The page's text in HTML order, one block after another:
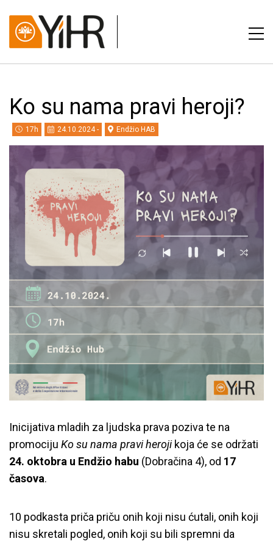
Ko su nama pravi heroji?
17h 24.10.2024 - Endžio HAB
Inicijativa mladih za ljudska prava poziva te na
promociju Ko su nama pravi herojikoja će se održati
24. oktobra u Endžio habu (Dobračina 4), od 17
časova.
10 podkasta priča priču onih koji nisu ćutali, onih koji
nisu skretali pogled, onih koji su bili spremni da